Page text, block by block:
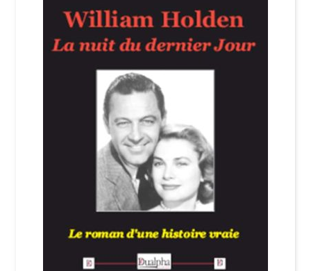
Livres de Philippe Randa
Login Customizer
Politique de confidentialité et cookies
Qui sommes-nous ?
Soutien à Philippe Randa
Suivi de la Commande